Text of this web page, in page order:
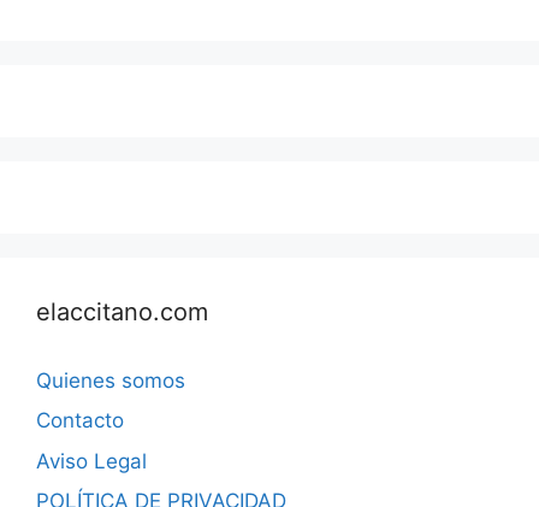
elaccitano.com
Quienes somos
Contacto
Aviso Legal
POLÍTICA DE PRIVACIDAD